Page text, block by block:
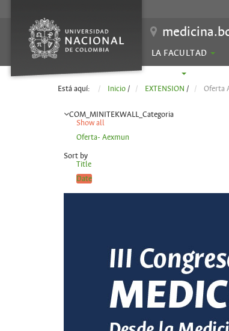
LA FACULTAD
Está aquí: Inicio / EXTENSION / Oferta
COM_MINITEKWALL_Categoria
Show all
Oferta- Aexmun
Sort by
Title
Date